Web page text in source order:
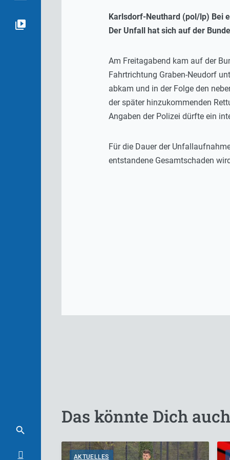
Karlsdorf-Neuthard (pol/lp) Bei
Der Unfall hat sich auf der
Am Freitagabend kam auf der
Fahrtrichtung Graben-Neudorf
abkam und in der Folge den
der später hinzukommenden
Angaben der Polizei dürfte ein
Für die Dauer der
entstandene Gesamtschaden
Das könnte Dich
AKTUELLES